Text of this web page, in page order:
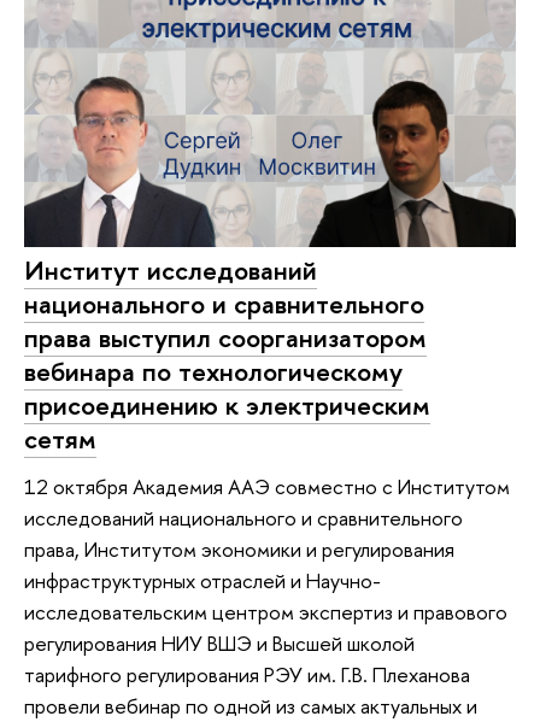
Институт исследований
национального и сравнительного
права выступил соорганизатором
вебинара по технологическому
присоединению к электрическим
сетям
12 октября Академия ААЭ совместно с Институтом
исследований национального и сравнительного
права, Институтом экономики и регулирования
инфраструктурных отраслей и Научно-
исследовательским центром экспертиз и правового
регулирования НИУ ВШЭ и Высшей школой
тарифного регулирования РЭУ им. Г.В. Плеханова
провели вебинар по одной из самых актуальных и